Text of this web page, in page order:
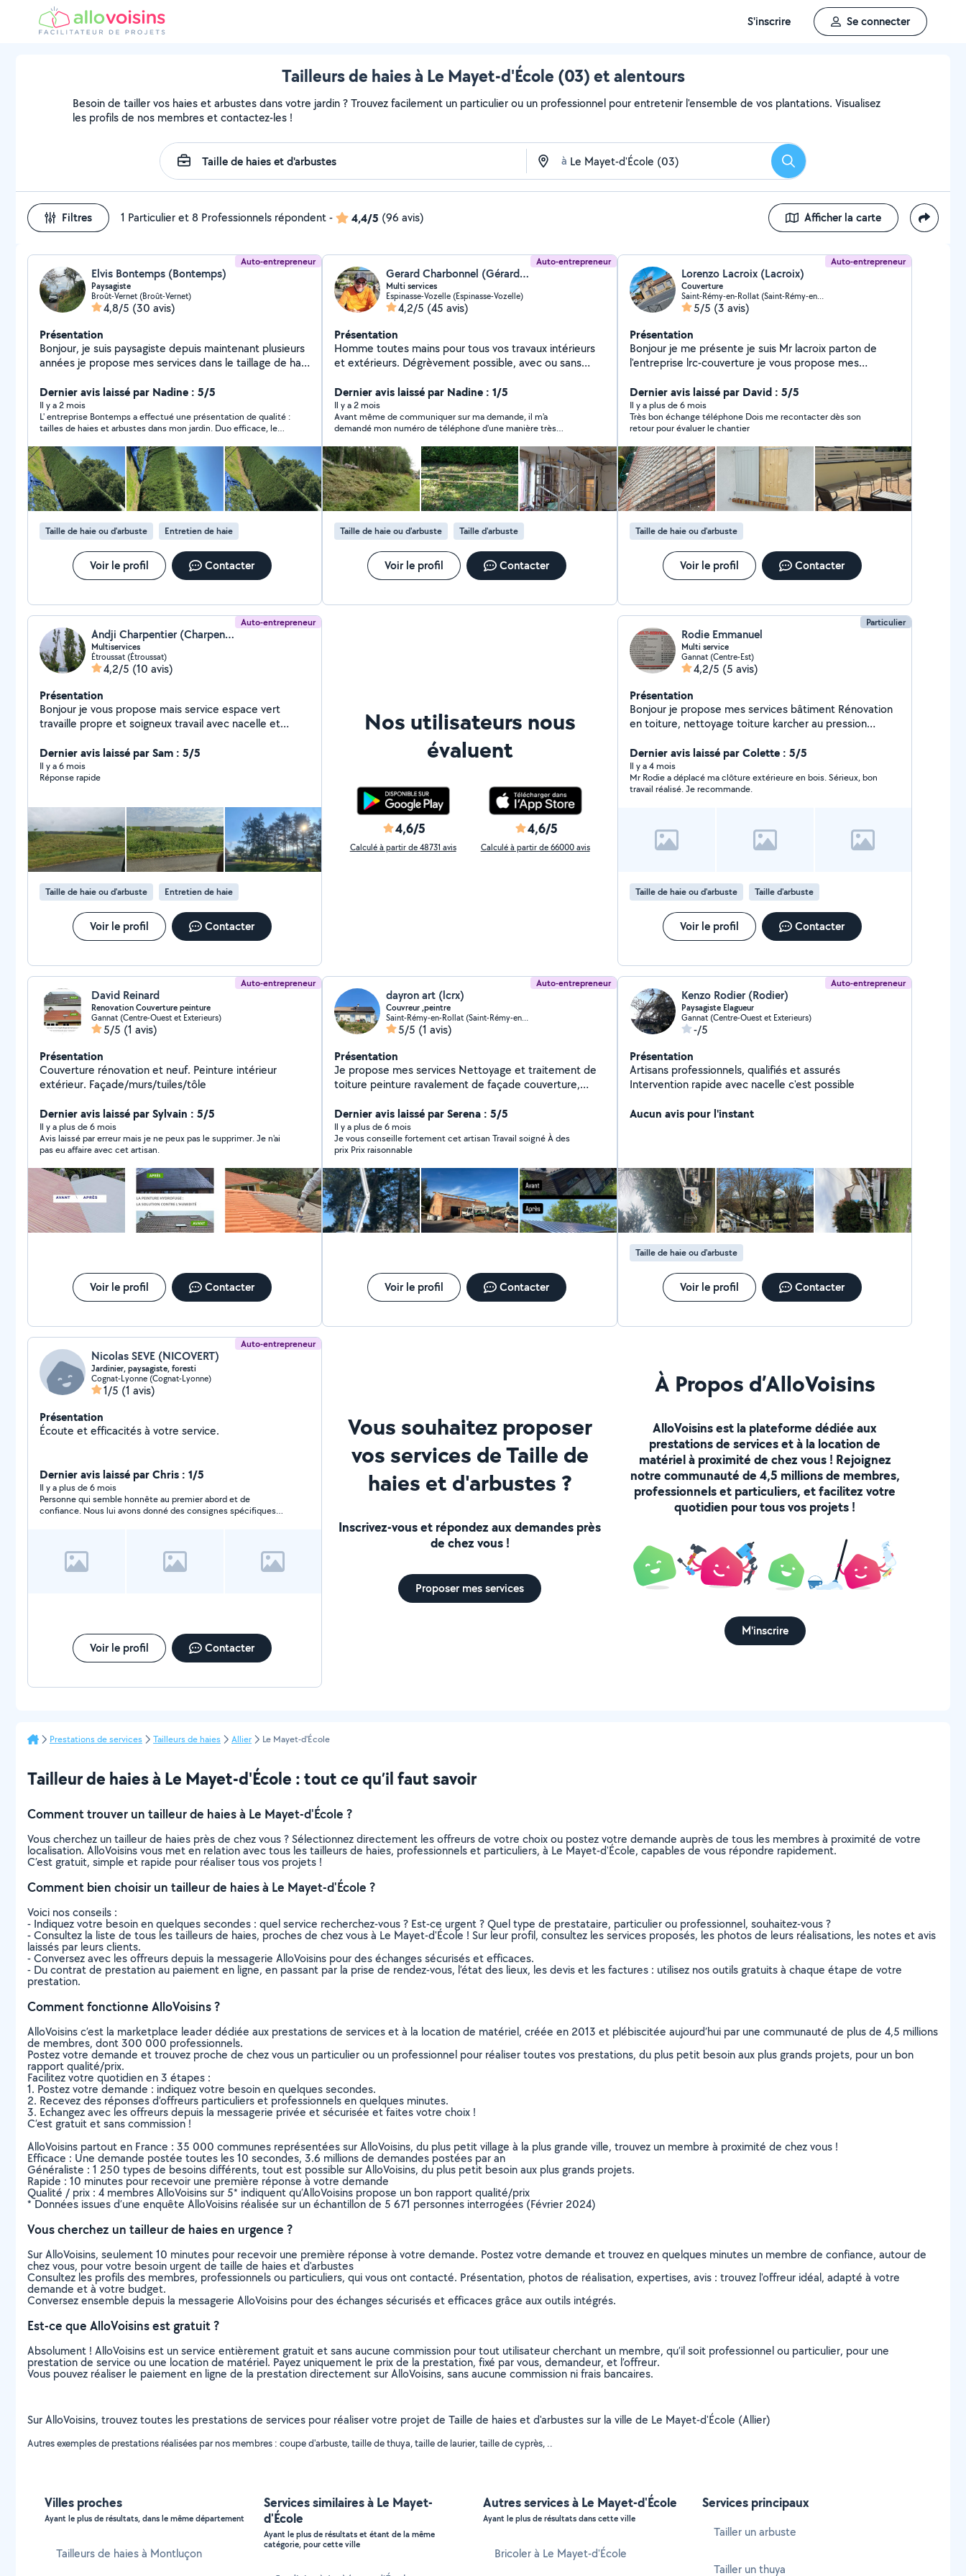
S'inscrire Se connecter
Tailleurs de haies à Le Mayet-d'École (03) et alentours
Besoin de tailler vos haies et arbustes dans votre jardin ? Trouvez facilement un particulier ou un professionnel pour entretenir l'ensemble de vos plantations. Visualisez
les profils de nos membres et contactez-les !
à Rechercher
Filtres 1 Particulier et 8 Professionnels répondent- 4,4/5 (96 avis) Afficher la carte
Auto-entrepreneur
Elvis Bontemps (Bontemps)
Paysagiste
Broût-Vernet (Broût-Vernet)
4,8/5 (30 avis)
Présentation
Bonjour, je suis paysagiste depuis maintenant plusieurs
années je propose mes services dans le taillage de haie
déplacement et devis gratuit n'hésitez pas à me
contacter .
Dernier avis laissé par Nadine : 5/5
Il y a 2 mois
L' entreprise Bontemps a effectué une présentation de qualité :
tailles de haies et arbustes dans mon jardin. Duo efficace, le
et réactifs. Ils sont sympathiques et respectueux. Le coût de
l'intervention correspond au devis. Je referai certainement
appel à eux.
Taille de haie ou d'arbuste Entretien de haie
Voir le profil Contacter
Auto-entrepreneur
Gerard Charbonnel (Gérard Charbonnel)
Multi services
Espinasse-Vozelle (Espinasse-Vozelle)
4,2/5 (45 avis)
Présentation
Homme toutes mains pour tous vos travaux intérieurs
et extérieurs. Dégrèvement possible, avec ou sans
Dernier avis laissé par Nadine : 1/5
Il y a 2 mois
Avant même de communiquer sur ma demande, il m'a
demandé mon numéro de téléphone d'une manière très
décliné et ne le recontacterai pas.
Taille de haie ou d'arbuste Taille d'arbuste
Voir le profil Contacter
Auto-entrepreneur
Lorenzo Lacroix (Lacroix)
Couverture
Saint-Rémy-en-Rollat (Saint-Rémy-en-Rollat)
5/5 (3 avis)
Présentation
Bonjour je me présente je suis Mr lacroix parton de
l'entreprise lrc-couverture je vous propose mes
NETTOYAGE ; Hydrofuge ; PEINTURE toiture Façades
muret dallage Dessou de toi HABILLAGES ; PLANCHES
DE VIRE ; DESSOU DE TOI tole thermolaqué ; pvc
SCELLEMENT DE FAÎTAGE REMANIEMENT DE TUILES
TOITURE COMPLÈTE Tuiles ; bac acier ZINC
Remplacement de chéneau ZINC ; PLASTIQUE
j'effectue travaux avec camion nacelle.
Dernier avis laissé par David : 5/5
Il y a plus de 6 mois
Très bon échange téléphone Dois me recontacter dès son
retour pour évaluer le chantier
Taille de haie ou d'arbuste
Voir le profil Contacter
Auto-entrepreneur
Andji Charpentier (Charpentier)
Multiservices
Étroussat (Étroussat)
4,2/5 (10 avis)
Présentation
Bonjour je vous propose mais service espace vert
travaille propre et soigneux travail avec nacelle et
merci
Dernier avis laissé par Sam : 5/5
Il y a 6 mois
Réponse rapide
Taille de haie ou d'arbuste Entretien de haie
Voir le profil Contacter
Nos utilisateurs nous
évaluent
4,6/5
Calculé à partir de 48731 avis
4,6/5
Calculé à partir de 66000 avis
Particulier
Rodie Emmanuel
Multi service
Gannat (Centre-Est)
4,2/5 (5 avis)
Présentation
Bonjour je propose mes services bâtiment Rénovation
en toiture, nettoyage toiture karcher au pression
intérieure extérieure Ferronnerie ,volets, muret,
Entretien d'espaces verts Élagage, abattage ,etetage
,tout arbre dangereux, taille de haies débroussaillage
tonte de pelouse ,pose de clôture tout entretien
Dernier avis laissé par Colette : 5/5
Il y a 4 mois
Mr Rodie a déplacé ma clôture extérieure en bois. Sérieux, bon
travail réalisé. Je recommande.
Taille de haie ou d'arbuste Taille d'arbuste
Voir le profil Contacter
Auto-entrepreneur
David Reinard
Renovation Couverture peinture
Gannat (Centre-Ouest et Exterieurs)
5/5 (1 avis)
Présentation
Couverture rénovation et neuf. Peinture intérieur
extérieur. Façade/murs/tuiles/tôle
Dernier avis laissé par Sylvain : 5/5
Il y a plus de 6 mois
Avis laissé par erreur mais je ne peux pas le supprimer. Je n'ai
pas eu affaire avec cet artisan.
Voir le profil Contacter
Auto-entrepreneur
dayron art (lcrx)
Couvreur ,peintre
Saint-Rémy-en-Rollat (Saint-Rémy-en-Rollat)
5/5 (1 avis)
Présentation
Je propose mes services Nettoyage et traitement de
toiture peinture ravalement de façade couverture,
jardin l'entretien des espace vert notamment les
taillage de haie des arbre et aussi les entretien de
jardin, travaux avec nacelle si nécessaire Pour plus
d'informations n'hésitez pas à appeler ou laisser un SMS
À des prix très intéressants Travail soigner MR Lacroix
Dernier avis laissé par Serena : 5/5
Il y a plus de 6 mois
Je vous conseille fortement cet artisan Travail soigné À des
prix Prix raisonnable
Voir le profil Contacter
Auto-entrepreneur
Kenzo Rodier (Rodier)
Paysagiste Elagueur
Gannat (Centre-Ouest et Exterieurs)
-/5
Présentation
Artisans professionnels, qualifiés et assurés
Intervention rapide avec nacelle c'est possible
Aucun avis pour l'instant
Taille de haie ou d'arbuste
Voir le profil Contacter
Auto-entrepreneur
Nicolas SEVE (NICOVERT)
Jardinier, paysagiste, foresti
Cognat-Lyonne (Cognat-Lyonne)
1/5 (1 avis)
Présentation
Écoute et efficacités à votre service.
Dernier avis laissé par Chris : 1/5
Il y a plus de 6 mois
Personne qui semble honnête au premier abord et de
confiance. Nous lui avons donné des consignes spécifiques
etre remboursé.
Voir le profil Contacter
Vous souhaitez proposer
vos services de Taille de
haies et d'arbustes ?
Inscrivez-vous et répondez aux demandes près
de chez vous !
Proposer mes services
À Propos d’AlloVoisins
AlloVoisins est la plateforme dédiée aux
prestations de services et à la location de
matériel à proximité de chez vous ! Rejoignez
notre communauté de 4,5 millions de membres,
professionnels et particuliers, et facilitez votre
quotidien pour tous vos projets !
M'inscrire
Prestations de services Tailleurs de haies Allier Le Mayet-d'École
Tailleur de haies à Le Mayet-d'École : tout ce qu’il faut savoir
Comment trouver un tailleur de haies à Le Mayet-d'École ?
Vous cherchez un tailleur de haies près de chez vous ? Sélectionnez directement les offreurs de votre choix ou postez votre demande auprès de tous les membres à proximité de votre
localisation. AlloVoisins vous met en relation avec tous les tailleurs de haies, professionnels et particuliers, à Le Mayet-d'École, capables de vous répondre rapidement.
C’est gratuit, simple et rapide pour réaliser tous vos projets !
Comment bien choisir un tailleur de haies à Le Mayet-d'École ?
Voici nos conseils :
- Indiquez votre besoin en quelques secondes : quel service recherchez-vous ? Est-ce urgent ? Quel type de prestataire, particulier ou professionnel, souhaitez-vous ?
- Consultez la liste de tous les tailleurs de haies, proches de chez vous à Le Mayet-d'École ! Sur leur profil, consultez les services proposés, les photos de leurs réalisations, les notes et avis
laissés par leurs clients.
- Conversez avec les offreurs depuis la messagerie AlloVoisins pour des échanges sécurisés et efficaces.
- Du contrat de prestation au paiement en ligne, en passant par la prise de rendez-vous, l’état des lieux, les devis et les factures : utilisez nos outils gratuits à chaque étape de votre
prestation.
Comment fonctionne AlloVoisins ?
AlloVoisins c’est la marketplace leader dédiée aux prestations de services et à la location de matériel, créée en 2013 et plébiscitée aujourd’hui par une communauté de plus de 4,5 millions
de membres, dont 300 000 professionnels.
Postez votre demande et trouvez proche de chez vous un particulier ou un professionnel pour réaliser toutes vos prestations, du plus petit besoin aux plus grands projets, pour un bon
rapport qualité/prix.
Facilitez votre quotidien en 3 étapes :
1. Postez votre demande : indiquez votre besoin en quelques secondes.
2. Recevez des réponses d’offreurs particuliers et professionnels en quelques minutes.
3. Echangez avec les offreurs depuis la messagerie privée et sécurisée et faites votre choix !
C’est gratuit et sans commission !
AlloVoisins partout en France : 35 000 communes représentées sur AlloVoisins, du plus petit village à la plus grande ville, trouvez un membre à proximité de chez vous !
Efficace : Une demande postée toutes les 10 secondes, 3.6 millions de demandes postées par an
Généraliste : 1 250 types de besoins différents, tout est possible sur AlloVoisins, du plus petit besoin aux plus grands projets.
Rapide : 10 minutes pour recevoir une première réponse à votre demande
Qualité / prix : 4 membres AlloVoisins sur 5* indiquent qu’AlloVoisins propose un bon rapport qualité/prix
* Données issues d’une enquête AlloVoisins réalisée sur un échantillon de 5 671 personnes interrogées (Février 2024)
Vous cherchez un tailleur de haies en urgence ?
Sur AlloVoisins, seulement 10 minutes pour recevoir une première réponse à votre demande. Postez votre demande et trouvez en quelques minutes un membre de confiance, autour de
chez vous, pour votre besoin urgent de taille de haies et d'arbustes
Consultez les profils des membres, professionnels ou particuliers, qui vous ont contacté. Présentation, photos de réalisation, expertises, avis : trouvez l'offreur idéal, adapté à votre
demande et à votre budget.
Conversez ensemble depuis la messagerie AlloVoisins pour des échanges sécurisés et efficaces grâce aux outils intégrés.
Est-ce que AlloVoisins est gratuit ?
Absolument ! AlloVoisins est un service entièrement gratuit et sans aucune commission pour tout utilisateur cherchant un membre, qu’il soit professionnel ou particulier, pour une
prestation de service ou une location de matériel. Payez uniquement le prix de la prestation, fixé par vous, demandeur, et l’offreur.
Vous pouvez réaliser le paiement en ligne de la prestation directement sur AlloVoisins, sans aucune commission ni frais bancaires.
Sur AlloVoisins, trouvez toutes les prestations de services pour réaliser votre projet de Taille de haies et d'arbustes sur la ville de Le Mayet-d'École (Allier)
Autres exemples de prestations réalisées par nos membres : coupe d'arbuste, taille de thuya, taille de laurier, taille de cyprès, ..
Villes proches
Ayant le plus de résultats, dans le même département
Tailleurs de haies à Montluçon
Services similaires à Le Mayet-
d'École
Ayant le plus de résultats et étant de la même
catégorie, pour cette ville
Autres services à Le Mayet-d'École
Ayant le plus de résultats dans cette ville
Bricoler à Le Mayet-d'École
Services principaux
Tailler un arbuste
Tailler un thuya